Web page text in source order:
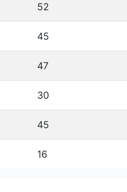
52
45
47
30
45
16